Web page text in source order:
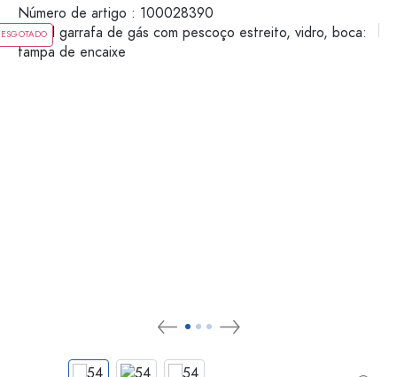
Número de artigo : 100028390
ESGOTADO